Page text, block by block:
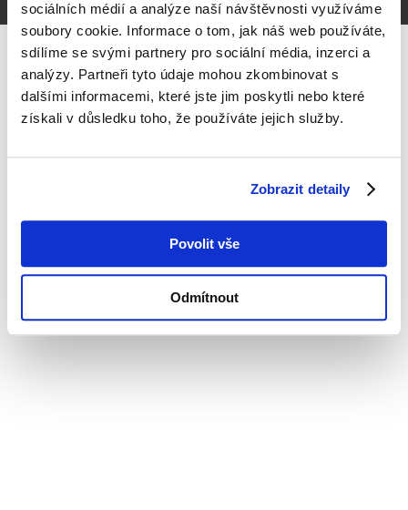
sociálních médií a analýze naší návštěvnosti využíváme
soubory cookie. Informace o tom, jak náš web používáte,
sdílíme se svými partnery pro sociální média, inzerci a
analýzy. Partneři tyto údaje mohou zkombinovat s
dalšími informacemi, které jste jim poskytli nebo které
získali v důsledku toho, že používáte jejich služby.
Zobrazit detaily
Povolit vše
Odmítnout